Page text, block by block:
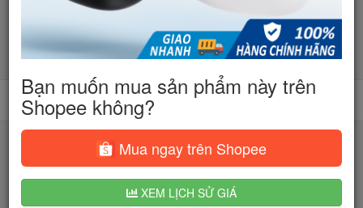
Tìm kiếm
Bạn muốn mua sản phẩm này trên
Shopee không?
Mua ngay trên Shopee
XEM LỊCH SỬ GIÁ